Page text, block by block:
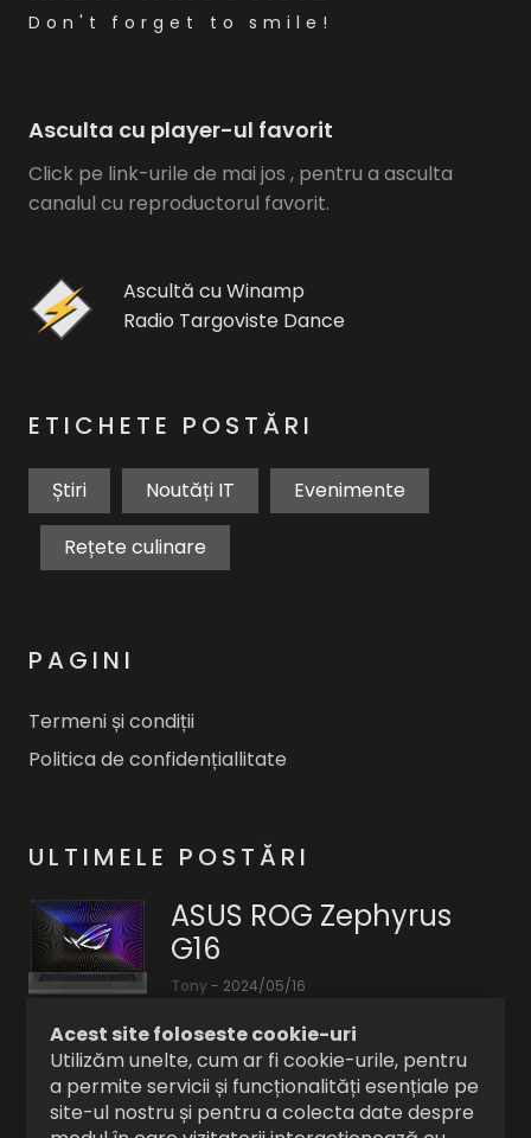
Don't forget to smile!
Asculta cu player-ul favorit
Click pe link-urile de mai jos , pentru a asculta
canalul cu reproductorul favorit.
Ascultă cu Winamp
Radio Targoviste Dance
ETICHETE POSTĂRI
Știri Noutăți IT Evenimente
Rețete culinare
PAGINI
Termeni și condiții
Politica de confidențiallitate
ULTIMELE POSTĂRI
ASUS ROG Zephyrus
G16
Tony - 2024/05/16
G16,
cu
un
Tavi Colen @ Casa cu
Tei Craiova
Tony-2023/08/18
Acest site foloseste cookie-uri
Utilizăm unelte, cum ar fi cookie-urile, pentru
a permite servicii și funcționalități esențiale pe
site-ul nostru și pentru a colecta date despre